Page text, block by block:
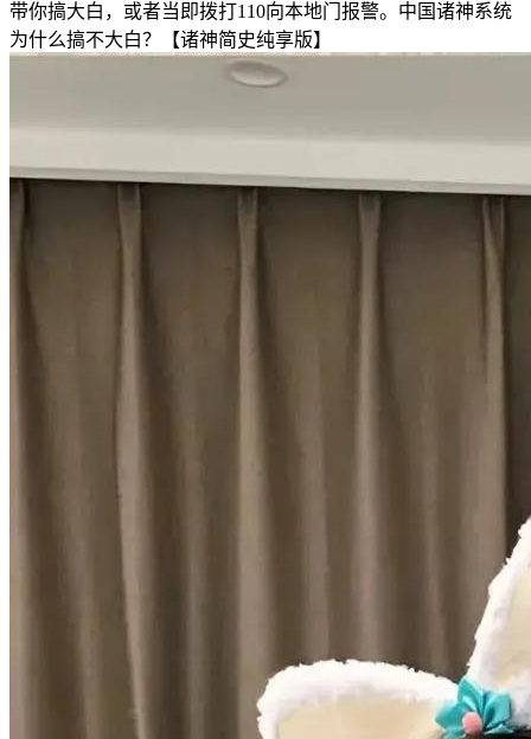
带你搞大白，或者当即拨打110向本地门报警。中国诸神系统
为什么搞不大白？【诸神简史纯享版】